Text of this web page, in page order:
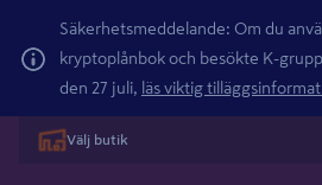
Säkerhetsmeddelande: Om du
kryptoplånbok och besökte K-
den 27 juli, läs viktig
Välj butik